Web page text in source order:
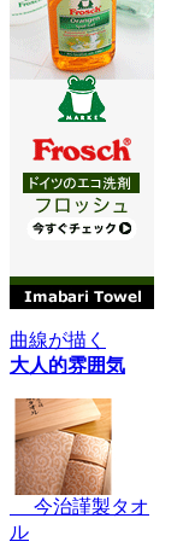
曲線が描く
大人的雰囲気
今治謹製タオ
ル